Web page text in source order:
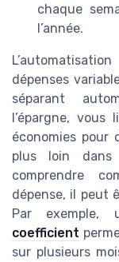
chaque
l’année.
dépenses
séparant
l’épargne,
économies pour
plus loin
comprendre
dépense, il peut
Par exemple,
coefficient
sur plusieurs